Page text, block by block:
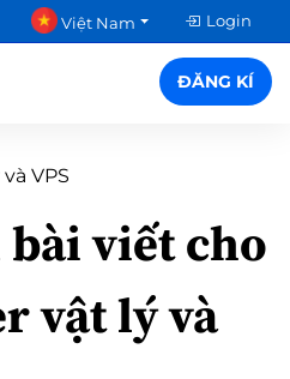
Việt Nam Login
ĐĂNG KÍ
VPS
bài viết cho
vật lý và